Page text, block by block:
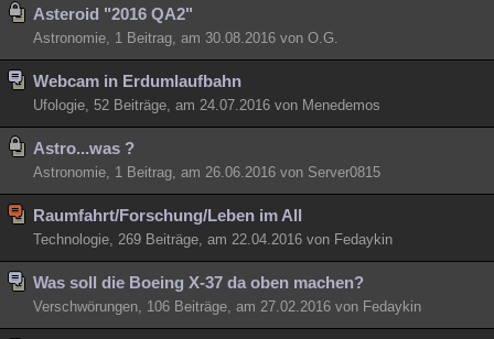
Asteroid "2016 QA2"
Astronomie, 1 Beitrag, am 30.08.2016 von O.G.
Webcam in Erdumlaufbahn
Ufologie, 52 Beiträge, am 24.07.2016 von Menedemos
Astro...was ?
Astronomie, 1 Beitrag, am 26.06.2016 von Server0815
Raumfahrt/Forschung/Leben im All
Technologie, 269 Beiträge, am 22.04.2016 von Fedaykin
Was soll die Boeing X-37 da oben machen?
Verschwörungen, 106 Beiträge, am 27.02.2016 von Fedaykin